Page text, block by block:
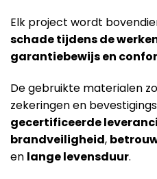
Elk project wordt
schade tijdens de
garantiebewijs en
De gebruikte materialen
zekeringen en
gecertificeerde
brandveiligheid,
en lange levensduur.